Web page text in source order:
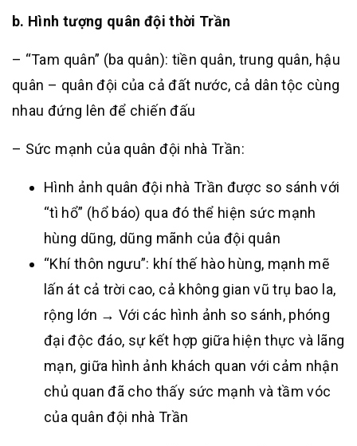
b. Hình tượng quân đội thời Trần
– “Tam quân” (ba quân): tiền quân, trung quân, hậu
quân – quân đội của cả đất nước, cả dân tộc cùng
nhau đứng lên để chiến đấu
– Sức mạnh của quân đội nhà Trần:
Hình ảnh quân đội nhà Trần được so sánh với
“tì hổ” (hổ báo) qua đó thể hiện sức mạnh
hùng dũng, dũng mãnh của đội quân
“Khí thôn ngưu”: khí thế hào hùng, mạnh mẽ
lấn át cả trời cao, cả không gian vũ trụ bao la,
rộng lớn → Với các hình ảnh so sánh, phóng
đại độc đáo, sự kết hợp giữa hiện thực và lãng
mạn, giữa hình ảnh khách quan với cảm nhận
chủ quan đã cho thấy sức mạnh và tầm vóc
của quân đội nhà Trần